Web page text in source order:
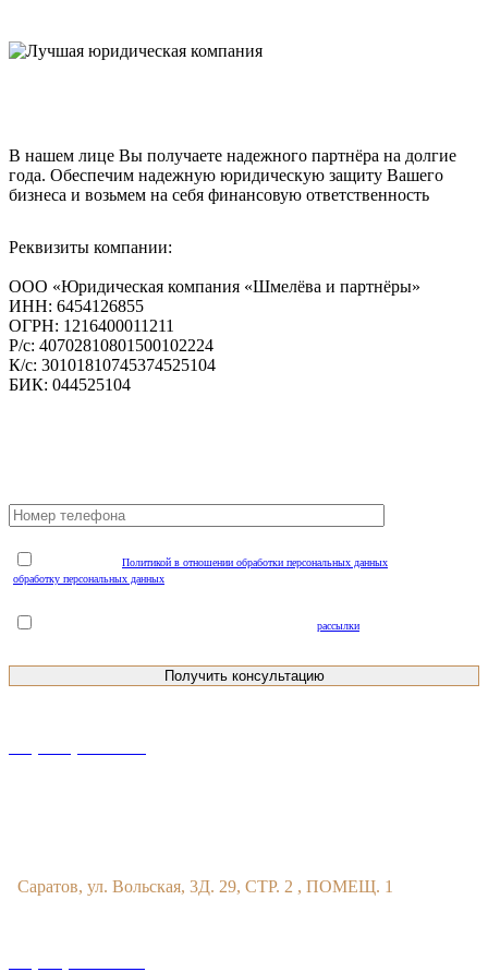
В нашем лице Вы получаете надежного партнёра на долгие
года. Обеспечим надежную юридическую защиту Вашего
бизнеса и возьмем на себя финансовую ответственность
Реквизиты компании:
ООО «Юридическая компания «Шмелёва и партнёры»
ИНН: 6454126855
ОГРН: 1216400011211
Р/с: 40702810801500102224
К/с: 30101810745374525104
БИК: 044525104
Политикой в отношении обработки персональных данных
обработку персональных данных
рассылки
Саратов, ул. Вольская, 3Д. 29, СТР. 2 , ПОМЕЩ. 1